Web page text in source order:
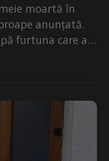
moartă în
anunțată.
furtuna care a